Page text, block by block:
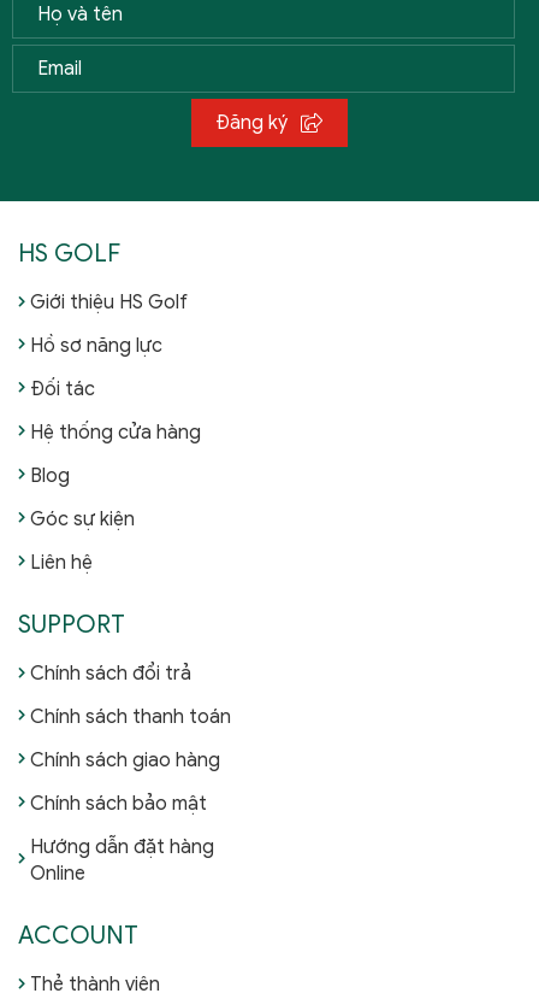
Đăng ký
HS GOLF
Giới thiệu HS Golf
Hồ sơ năng lực
Đối tác
Hệ thống cửa hàng
Blog
Góc sự kiện
Liên hệ
SUPPORT
Chính sách đổi trả
Chính sách thanh toán
Chính sách giao hàng
Chính sách bảo mật
Hướng dẫn đặt hàng
Online
ACCOUNT
Thẻ thành viên